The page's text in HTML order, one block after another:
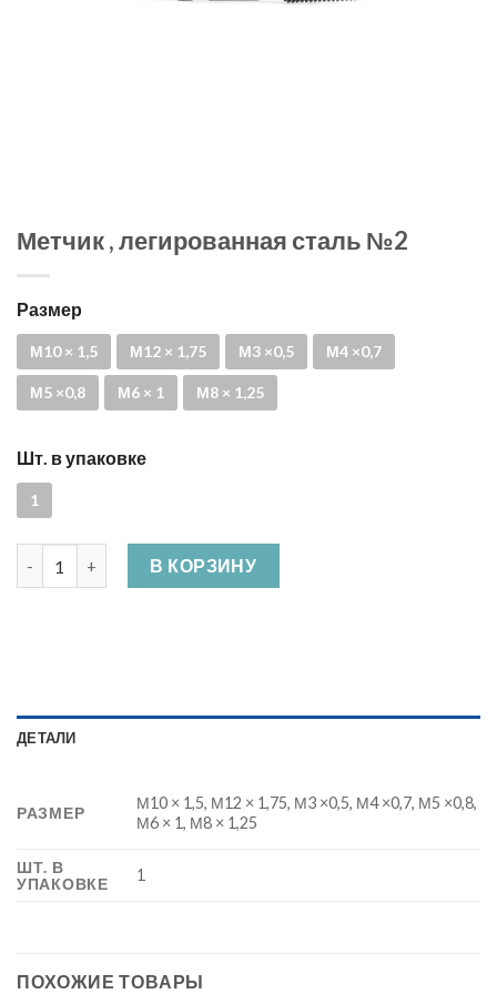
Метчик , легированная сталь №2
Размер
М10 × 1,5 М12 × 1,75 М3 ×0,5 М4 ×0,7
М5 ×0,8 М6 × 1 М8 × 1,25
Шт. в упаковке
1
Количество Метчик , легированная сталь №2
В КОРЗИНУ
ДЕТАЛИ
РАЗМЕР
М10 × 1,5, М12 × 1,75, М3 ×0,5, М4 ×0,7, М5 ×0,8,
М6 × 1, М8 × 1,25
ШТ. В
УПАКОВКЕ
1
ПОХОЖИЕ ТОВАРЫ